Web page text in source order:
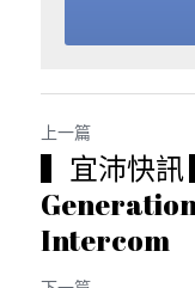
上一篇
▍宜沛快
Intercom